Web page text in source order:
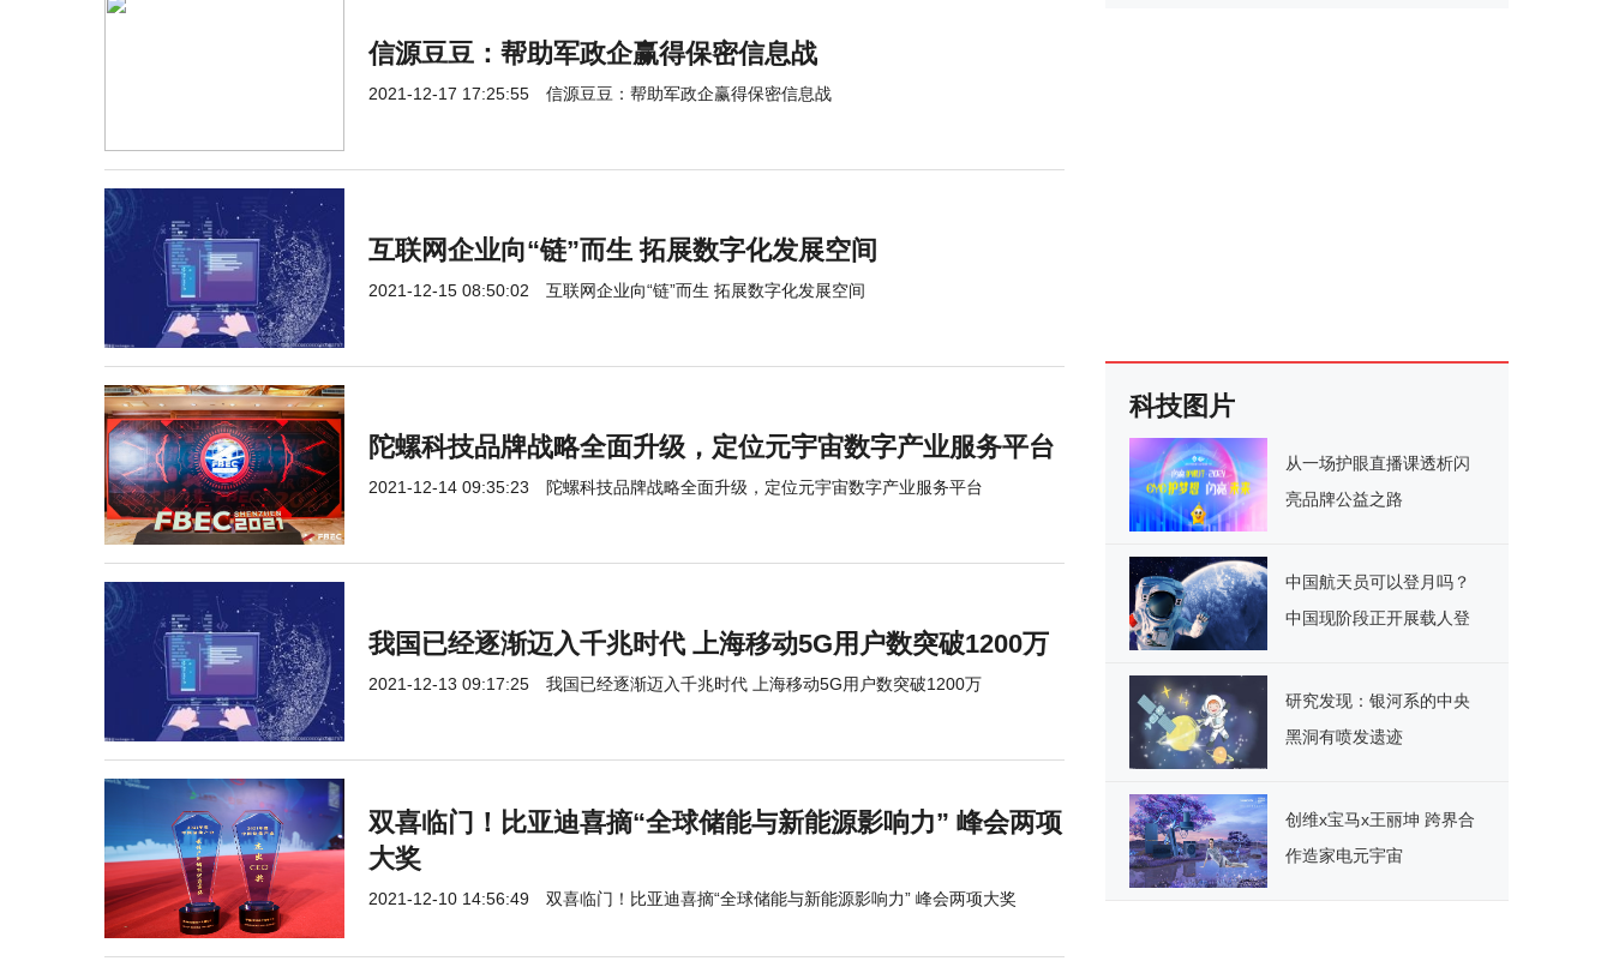
信源豆豆：帮助军政企赢得保密信息战
2021-12-17 17:25:55 信源豆豆：帮助军政企赢得保密信息战
互联网企业向“链”而生 拓展数字化发展空间
2021-12-15 08:50:02 互联网企业向“链”而生 拓展数字化发展空间
陀螺科技品牌战略全面升级，定位元宇宙数字产业服务平台
2021-12-14 09:35:23 陀螺科技品牌战略全面升级，定位元宇宙数字产业服务平台
我国已经逐渐迈入千兆时代 上海移动5G用户数突破1200万
2021-12-13 09:17:25 我国已经逐渐迈入千兆时代 上海移动5G用户数突破1200万
双喜临门！比亚迪喜摘“全球储能与新能源影响力” 峰会两项
大奖
2021-12-10 14:56:49 双喜临门！比亚迪喜摘“全球储能与新能源影响力” 峰会两项大奖
科技图片
从一场护眼直播课透析闪
亮品牌公益之路
中国航天员可以登月吗？
中国现阶段正开展载人登
研究发现：银河系的中央
黑洞有喷发遗迹
创维x宝马x王丽坤 跨界合
作造家电元宇宙